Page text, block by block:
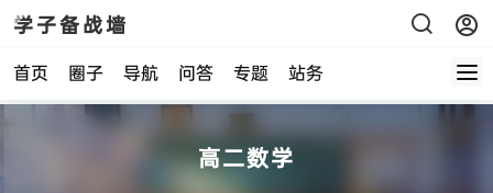
学子备战墙
首页 圈子 导航 问答 专题 站务
高二数学